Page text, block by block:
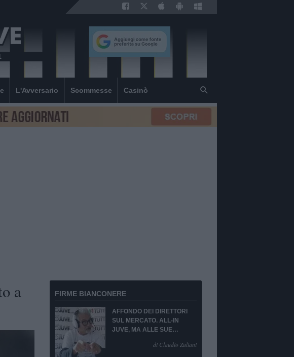
L'Avversario Scommesse Casinò
a
FIRME BIANCONERE
AFFONDO DEI DIRETTORI
SUL MERCATO. ALL-IN
JUVE, MA ALLE SUE
di Claudio Zuliani